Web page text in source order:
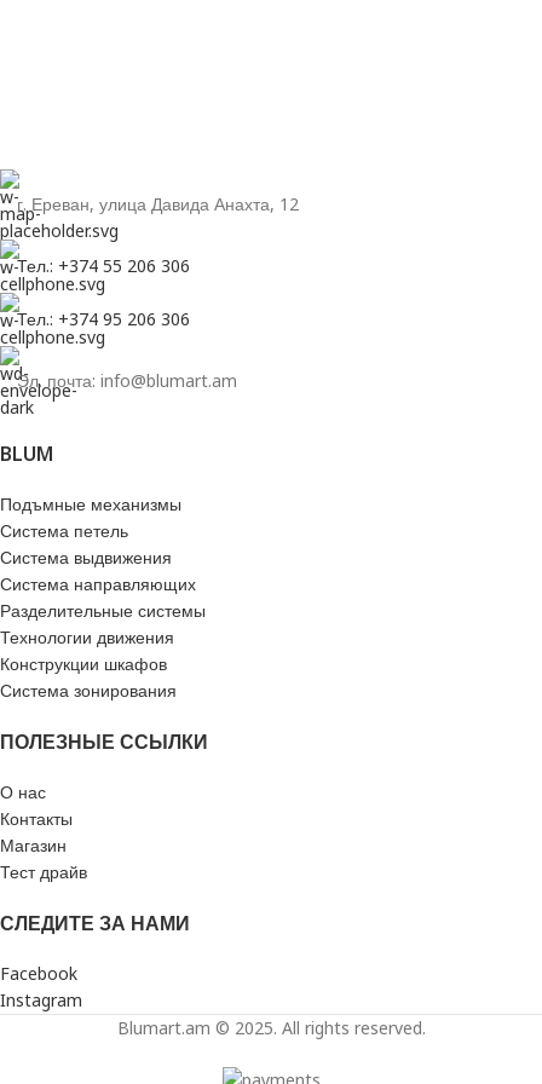
г. Ереван, улица Давида Анахта, 12
Тел.: +374 55 206 306
Тел.: +374 95 206 306
Эл. почта: info@blumart.am
BLUM
Подъмные механизмы
Система петель
Система выдвижения
Система направляющих
Разделительные системы
Технологии движения
Конструкции шкафов
Система зонирования
ПОЛЕЗНЫЕ ССЫЛКИ
О нас
Контакты
Магазин
Тест драйв
СЛЕДИТЕ ЗА НАМИ
Facebook
Instagram
Blumart.am © 2025. All rights reserved.